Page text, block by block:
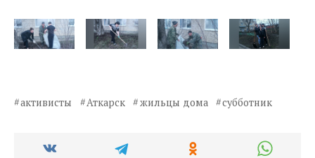
активисты Аткарск жильцы дома субботник